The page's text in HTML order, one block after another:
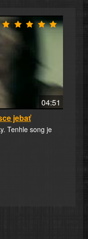
04:51
jebať
Tenhle song je